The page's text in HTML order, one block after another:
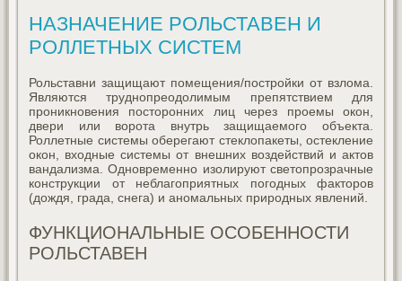
НАЗНАЧЕНИЕ РОЛЬСТАВЕН И
РОЛЛЕТНЫХ СИСТЕМ
Рольставни защищают помещения/постройки от взлома.
Являются труднопреодолимым препятствием для
проникновения посторонних лиц через проемы окон,
двери или ворота внутрь защищаемого объекта.
Роллетные системы оберегают стеклопакеты, остекление
окон, входные системы от внешних воздействий и актов
вандализма. Одновременно изолируют светопрозрачные
конструкции от неблагоприятных погодных факторов
(дождя, града, снега) и аномальных природных явлений.
ФУНКЦИОНАЛЬНЫЕ ОСОБЕННОСТИ
РОЛЬСТАВЕН